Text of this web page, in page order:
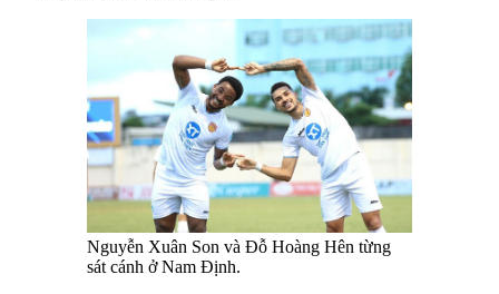
Nguyễn Xuân Son và Đỗ Hoàng Hên từng
sát cánh ở Nam Định.